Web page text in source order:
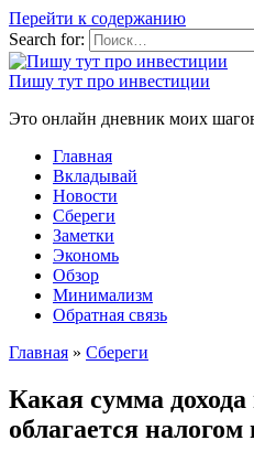
Перейти к содержанию
Search for:
Пишу тут про инвестиции
Это онлайн дневник моих
Главная
Вкладывай
Новости
Сбереги
Заметки
Экономь
Обзор
Минимализм
Обратная связь
Главная » Сбереги
Какая сумма
облагается налогом